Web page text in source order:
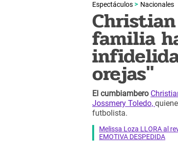
Espectáculos Nacionales
familia
orejas"
El cumbiambero
Jossmery Toledo,
futbolista.
Melissa Loza LLORA al
EMOTIVA DESPEDIDA